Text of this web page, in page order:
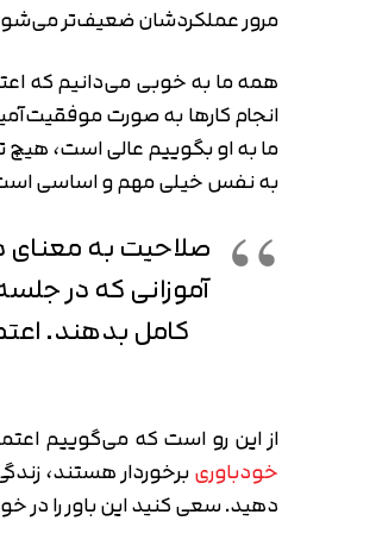
مرور عملکردشان ضعیف‌تر
همه ما به خوبی می‌دانیم که
انجام کارها به صورت
ما به او بگوییم عالی است،
به نفس خیلی مهم و اساسی است.
صلاحیت به معنای
آموزانی که در
کامل بدهند.
از این رو است که می‌گوییم
خودباوریبرخوردار هستند،
دهید. سعی کنید این باور را در